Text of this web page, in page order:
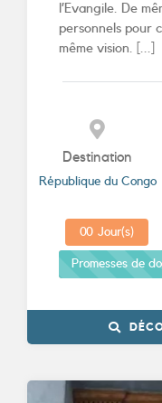
l’Evangile. De
personnels pour
même vision. [...]
Destination
République du Congo
00 Jour(s)
Promesses de